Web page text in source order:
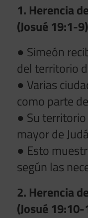
1. Herencia
(Josué 19:1-9)
● Simeón
del territorio
● Varias
como parte
● Su
mayor de
● Esto
según las
2. Herencia
(Josué